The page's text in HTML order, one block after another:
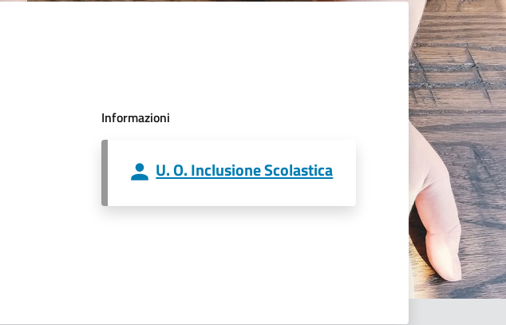
Informazioni
U. O. Inclusione Scolastica